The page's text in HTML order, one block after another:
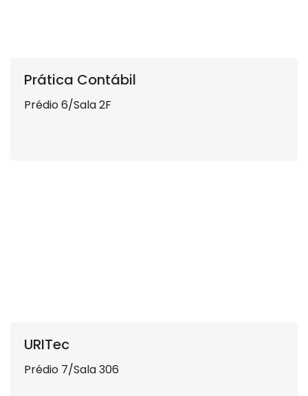
Prática Contábil
Prédio 6/Sala 2F
URITec
Prédio 7/Sala 306